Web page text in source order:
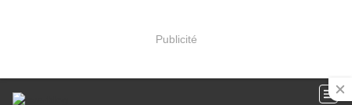
Publicité